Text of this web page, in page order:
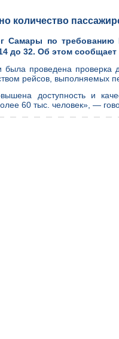
количество
Самары по
до 32. Об этом сообщает
проведена проверка
рейсов,
доступность и
60 тыс. человек», —